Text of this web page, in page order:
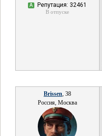
А Репутация: 32461
В отпуске
Brissen, 38
Россия, Москва